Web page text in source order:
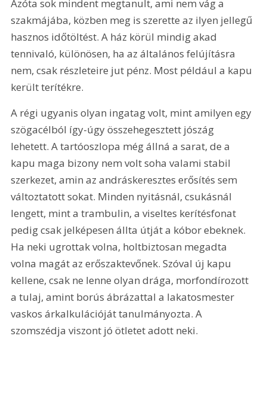
Azóta sok mindent megtanult, ami nem vág a
szakmájába, közben meg is szerette az ilyen jellegű
hasznos időtöltést. A ház körül mindig akad
tennivaló, különösen, ha az általános felújításra
nem, csak részleteire jut pénz. Most például a kapu
került terítékre.
A régi ugyanis olyan ingatag volt, mint amilyen egy
szögacélból így-úgy összehegesztett jószág
lehetett. A tartóoszlopa még állná a sarat, de a
kapu maga bizony nem volt soha valami stabil
szerkezet, amin az andráskeresztes erősítés sem
változtatott sokat. Minden nyitásnál, csukásnál
lengett, mint a trambulin, a viseltes kerítésfonat
pedig csak jelképesen állta útját a kóbor ebeknek.
Ha neki ugrottak volna, holtbiztosan megadta
volna magát az erőszaktevőnek. Szóval új kapu
kellene, csak ne lenne olyan drága, morfondírozott
a tulaj, amint borús ábrázattal a lakatosmester
vaskos árkalkulációját tanulmányozta. A
szomszédja viszont jó ötletet adott neki.